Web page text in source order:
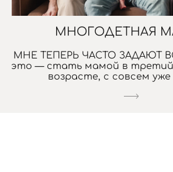
МНОГОДЕТНАЯ
МНЕ ТЕПЕРЬ ЧАСТО ЗАДАЮТ
это — стать мамой в третий
возрасте, с совсем уже